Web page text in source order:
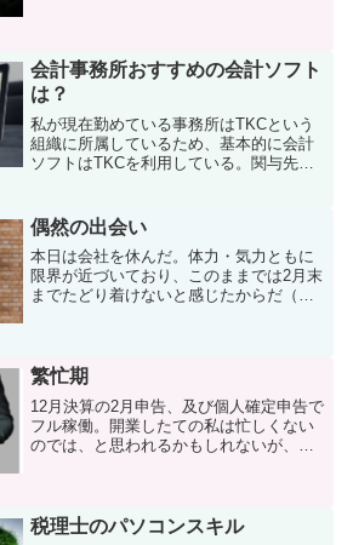
重なっている、という...
会計事務所おすすめの会計ソフト
は？
私が現在勤めている事務所はTKCという
組織に所属しているため、基本的に会計
ソフトはTKCを利用している。関与先に
などを使う法人や、自社利用のソフトを
使う大企業もあ...
偶然の出会い
本日は会社を休んだ。体力・気力ともに
限界が近づいており、このままでは2月末
までたどり着けないと感じたからだ（有
行くスケジュールを確保す...
繁忙期
12月決算の2月申告、及び個人確定申告で
フル稼働。開業したての私は忙しくない
のでは、と思われるかもしれないが、他
ることがある。・創業...
税理士のパソコンスキル